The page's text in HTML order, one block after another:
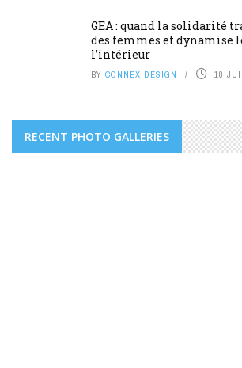
GEA : quand la solidarité
des femmes et dynamise
l’intérieur
BY CONNEX DESIGN 18
RECENT PHOTO GALLERIES